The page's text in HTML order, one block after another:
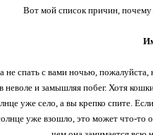
Вот мой список причин,
спать с вами ночью,
неволе и замышляя побег. Хотя
уже село, а вы крепко спите.
уже взошло, это может что-